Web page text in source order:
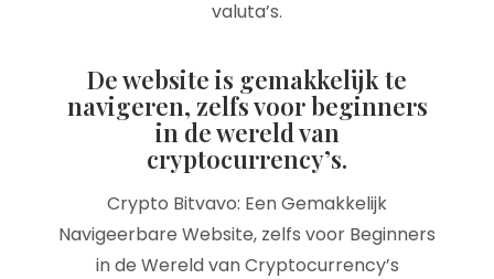
valuta’s.
De website is gemakkelijk te
navigeren, zelfs voor beginners
in de wereld van
cryptocurrency’s.
Crypto Bitvavo: Een Gemakkelijk
Navigeerbare Website, zelfs voor Beginners
in de Wereld van Cryptocurrency’s